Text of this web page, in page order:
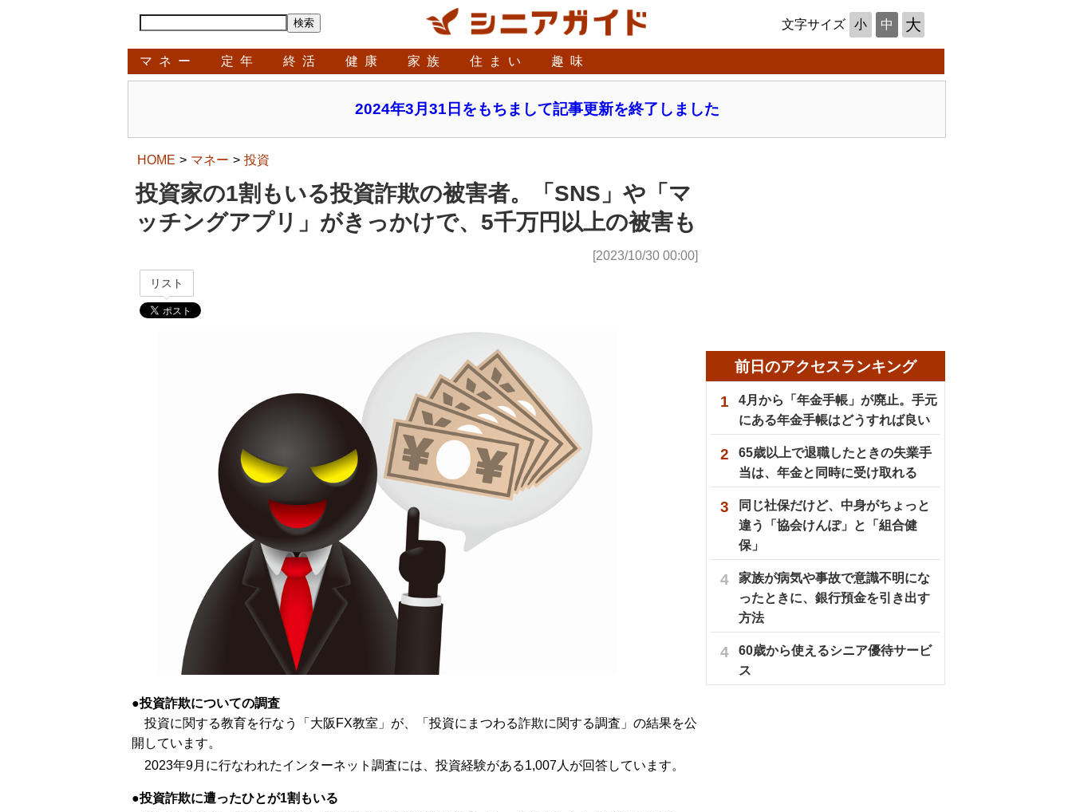
マネー 定年 終活 健康 家族 住まい 趣味
文字サイズ 小 中 大
2024年3月31日をもちまして記事更新を終了しました
HOME マネー 投資
投資家の1割もいる投資詐欺の被害者。「SNS」や「マ
ッチングアプリ」がきっかけで、5千万円以上の被害も
[2023/10/30 00:00]
リスト
投資詐欺についての調査
投資に関する教育を行なう「大阪FX教室」が、「投資にまつわる詐欺に関する調査」の結果を公
開しています。
2023年9月に行なわれたインターネット調査には、投資経験がある1,007人が回答しています。
投資詐欺に遭ったひとが1割もいる
前日のアクセスランキング
1
4月から「年金手帳」が廃止。手元
にある年金手帳はどうすれば良い
2
65歳以上で退職したときの失業手
当は、年金と同時に受け取れる
3
同じ社保だけど、中身がちょっと
違う「協会けんぽ」と「組合健
保」
4
家族が病気や事故で意識不明にな
ったときに、銀行預金を引き出す
方法
4
60歳から使えるシニア優待サービ
ス